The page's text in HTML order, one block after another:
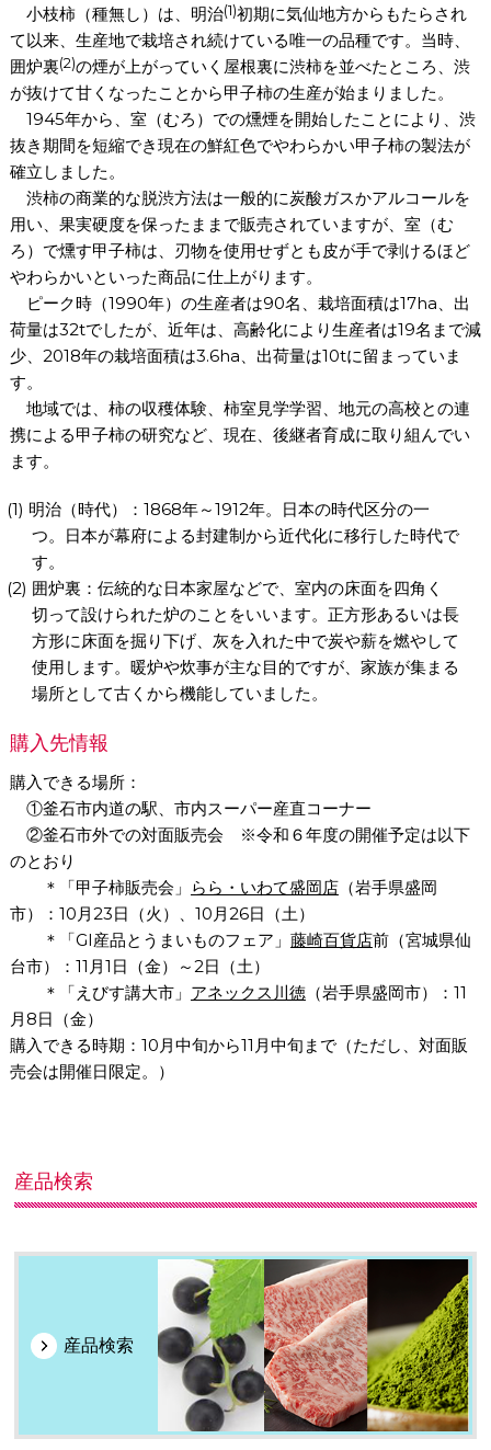
小枝柿（種無し）は、明治(1)初期に気仙地方からもたらされ
て以来、生産地で栽培され続けている唯一の品種です。当時、
囲炉裏(2)の煙が上がっていく屋根裏に渋柿を並べたところ、渋
が抜けて甘くなったことから甲子柿の生産が始まりました。
1945年から、室（むろ）での燻煙を開始したことにより、渋
抜き期間を短縮でき現在の鮮紅色でやわらかい甲子柿の製法が
確立しました。
渋柿の商業的な脱渋方法は一般的に炭酸ガスかアルコールを
用い、果実硬度を保ったままで販売されていますが、室（む
ろ）で燻す甲子柿は、刃物を使用せずとも皮が手で剥けるほど
やわらかいといった商品に仕上がります。
ピーク時（1990年）の生産者は90名、栽培面積は17ha、出
荷量は32tでしたが、近年は、高齢化により生産者は19名まで減
少、2018年の栽培面積は3.6ha、出荷量は10tに留まっていま
す。
地域では、柿の収穫体験、柿室見学学習、地元の高校との連
携による甲子柿の研究など、現在、後継者育成に取り組んでい
ます。
明治（時代）：1868年～1912年。日本の時代区分の一
つ。日本が幕府による封建制から近代化に移行した時代で
す。
囲炉裏：伝統的な日本家屋などで、室内の床面を四角く
切って設けられた炉のことをいいます。正方形あるいは長
方形に床面を掘り下げ、灰を入れた中で炭や薪を燃やして
使用します。暖炉や炊事が主な目的ですが、家族が集まる
場所として古くから機能していました。
購入先情報
購入できる場所：
①釜石市内道の駅、市内スーパー産直コーナー
②釜石市外での対面販売会 ※令和６年度の開催予定は以下
のとおり
＊「甲子柿販売会」 らら・いわて盛岡店（岩手県盛岡
市）：10月23日（火）、 10月26日（土）
＊「GI産品とうまいものフェア」 藤崎百貨店前（宮城県仙
台市）：11月1 日（金）～2日（土）
＊「えびす講大市」 アネックス川徳（岩手県盛岡市）：11
月 8日（金）
購入できる時期： 10月中旬から11 月中旬まで（ただし、対面販
売会は開催日限定。）
産品検索
産品検索